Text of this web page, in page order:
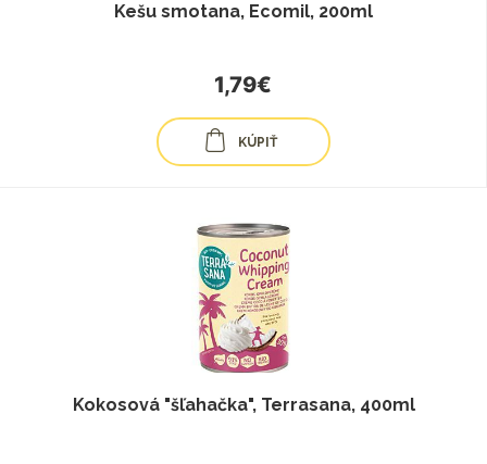
Kešu smotana, Ecomil, 200ml
1,79€
KÚPIŤ
Kokosová "šľahačka", Terrasana, 400ml